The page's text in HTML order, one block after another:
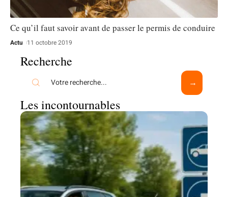
Ce qu’il faut savoir avant de passer le permis de conduire
Actu 11 octobre 2019
Recherche
Les incontournables